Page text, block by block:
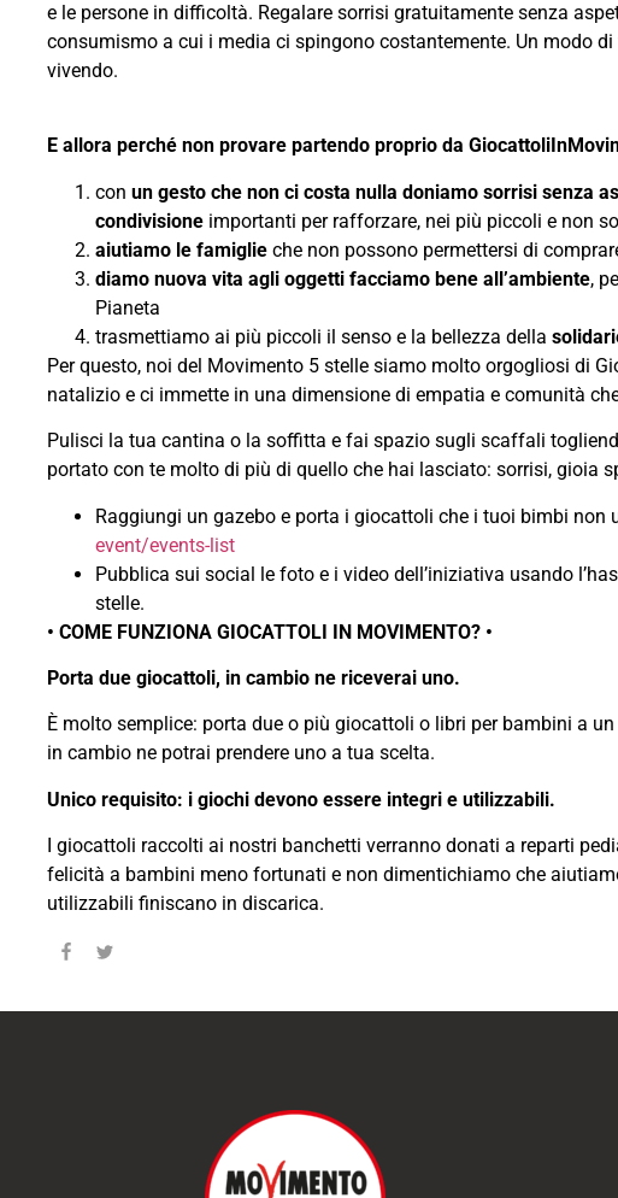
e le persone in difficoltà. Regalare sorrisi gratuitamente senza
consumismo a cui i media ci spingono costantemente. Un modo
vivendo.
E allora perché non provare partendo proprio da
con un gesto che non ci costa nulla doniamo sorrisi senza
condivisioneimportanti per rafforzare, nei più piccoli e non
aiutiamo le famiglieche non possono permettersi di
diamo nuova vita agli oggetti facciamo bene all’ambiente,
Pianeta
trasmettiamo ai più piccoli il senso e la bellezza della
Per questo, noi del Movimento 5 stelle siamo molto orgogliosi di
natalizio e ci immette in una dimensione di empatia e comunità
Pulisci la tua cantina o la soffitta e fai spazio sugli scaffali
portato con te molto di più di quello che hai lasciato: sorrisi, gioia
Raggiungi un gazebo e porta i giocattoli che i tuoi bimbi non
event/events-list
Pubblica sui social le foto e i video dell’iniziativa usando
stelle.
• COME FUNZIONA GIOCATTOLI IN MOVIMENTO? •
Porta due giocattoli, in cambio ne riceverai uno.
È molto semplice: porta due o più giocattoli o libri per bambini a
in cambio ne potrai prendere uno a tua scelta.
Unico requisito: i giochi devono essere integri e utilizzabili.
I giocattoli raccolti ai nostri banchetti verranno donati a reparti
felicità a bambini meno fortunati e non dimentichiamo che
utilizzabili finiscano in discarica.